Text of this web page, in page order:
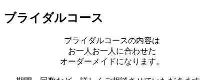
ブライダルコース
ブライダルコースの内容は
お一人お一人に合わせた
オーダーメイドになります。